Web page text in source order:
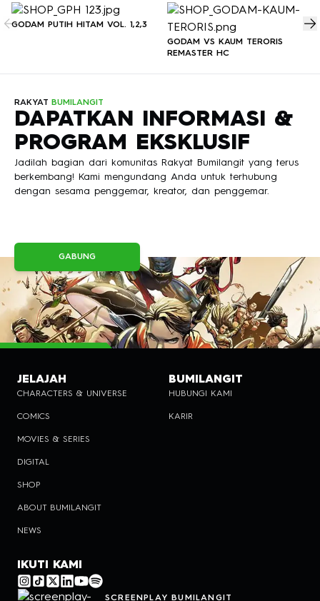
GODAM PUTIH HITAM VOL. 1,2,3
GODAM VS KAUM TERORIS
REMASTER HC
RAKYAT BUMILANGIT
DAPATKAN INFORMASI &
PROGRAM EKSKLUSIF
Jadilah bagian dari komunitas Rakyat Bumilangit yang terus
berkembang! Kami mengundang Anda untuk terhubung
dengan sesama penggemar, kreator, dan penggemar.
GABUNG
JELAJAH
CHARACTERS & UNIVERSE
COMICS
MOVIES & SERIES
DIGITAL
SHOP
ABOUT BUMILANGIT
NEWS
BUMILANGIT
HUBUNGI KAMI
KARIR
IKUTI KAMI
SCREENPLAY BUMILANGIT